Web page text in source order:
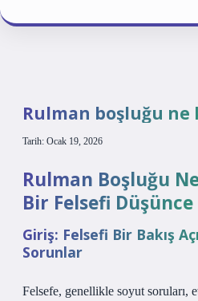
Rulman boşluğu ne
Tarih: Ocak 19, 2026
Rulman Boşluğu
Bir Felsefi
Giriş: Felsefi Bir Bakış
Sorunlar
Felsefe, genellikle soyut soruları,